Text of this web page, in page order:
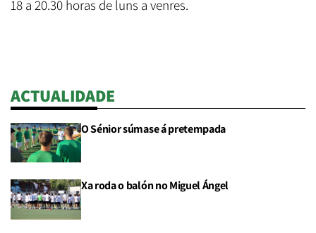
18 a 20.30 horas de luns a venres.
ACTUALIDADE
O Sénior súmase á pretempada
Xa roda o balón no Miguel Ángel